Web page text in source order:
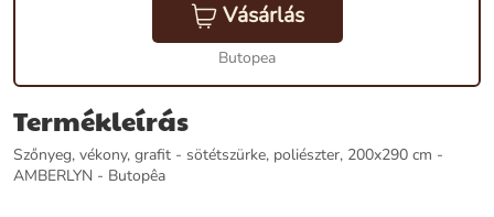
Vásárlás
Butopea
Termékleírás
Szőnyeg, vékony, grafit - sötétszürke, poliészter, 200x290 cm -
AMBERLYN - Butopêa